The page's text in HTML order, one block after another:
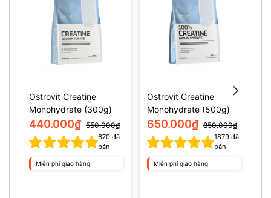
Ostrovit Creatine
Monohydrate (300g)
440.000₫ 550.000₫
670đã
bán
Miễn phí giao hàng
Ostrovit Creatine
Monohydrate (500g)
650.000₫ 850.000₫
1879 đã
bán
Miễn phí giao hàng